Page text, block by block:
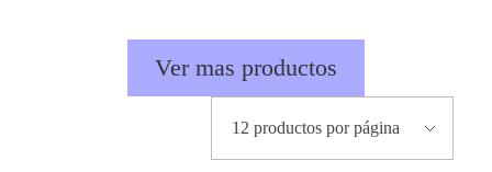
Ver mas productos